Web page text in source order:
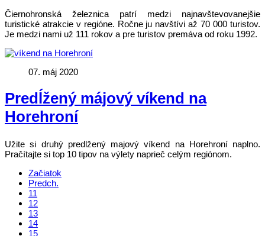
Čiernohronská železnica patrí medzi najnavštevovanejšie
turistické atrakcie v regióne. Ročne ju navštívi až 70 000 turistov.
Je medzi nami už 111 rokov a pre turistov premáva od roku 1992.
07. máj 2020
Predĺžený májový víkend na
Horehroní
Užite si druhý predlžený majový víkend na Horehroní naplno.
Pračítajte si top 10 tipov na výlety naprieč celým regiónom.
Začiatok
Predch.
11
12
13
14
15